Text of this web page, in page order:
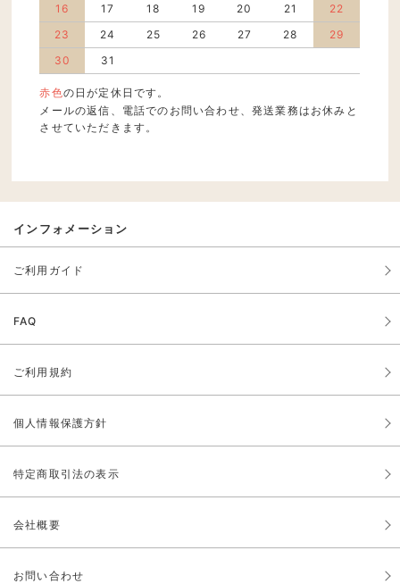
16
17 18 19 20 21
22
23
24 25 26 27 28
29
30
31
赤色の日が定休日です。
メールの返信、電話でのお問い合わせ、発送業務はお休みと
させていただきます。
インフォメーション
ご利用ガイド
FAQ
ご利用規約
個人情報保護方針
特定商取引法の表示
会社概要
お問い合わせ